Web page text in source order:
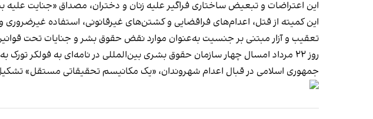
این اعتراضات و تبعیض ساختاری فراگیر علیه زنان و دختران، مصداق «جنایت
این کمیته از قتل، اعدام‌های فراقضایی و کشتن‌های غیرقانونی، استفاده
تعقیب و آزار مبتنی بر جنسیت به‌عنوان موارد نقض حقوق بشر و جنایات تحت قوانین بین‌المللی
روز ۲۲ مرداد امسال چهار سازمان حقوق بشری بین‌المللی در نامه‌ای به فولکر تورک به اعدام‌های گروهی حدود ۱۰ روز پیش پرداختند و
جمهوری اسلامی در قبال اعدا‌م شهروندان، «یک مکانیسم‌ تحقیقاتی مستقل»